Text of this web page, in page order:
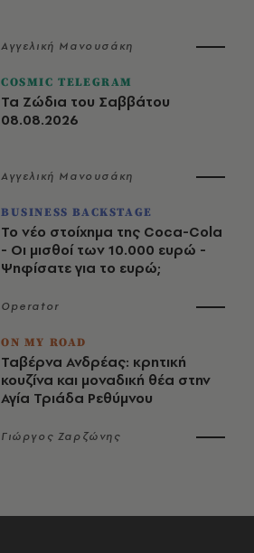
Αγγελική Μανουσάκη
COSMIC TELEGRAM
Τα Ζώδια του Σαββάτου
08.08.2026
Αγγελική Μανουσάκη
BUSINESS BACKSTAGE
Το νέο στοίχημα της Coca-Cola
- Οι μισθοί των 10.000 ευρώ -
Ψηφίσατε για το ευρώ;
Operator
ON MY ROAD
Ταβέρνα Ανδρέας: κρητική
κουζίνα και μοναδική θέα στην
Αγία Τριάδα Ρεθύμνου
Γιώργος Ζαρζώνης